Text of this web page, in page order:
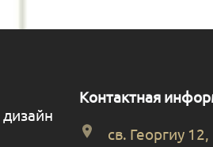
Контактная
св. Георгиу 12,